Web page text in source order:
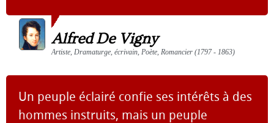
Alfred De Vigny
Artiste, Dramaturge, écrivain, Poète, Romancier (1797 - 1863)
Un peuple éclairé confie ses intérêts à des
hommes instruits, mais un peuple